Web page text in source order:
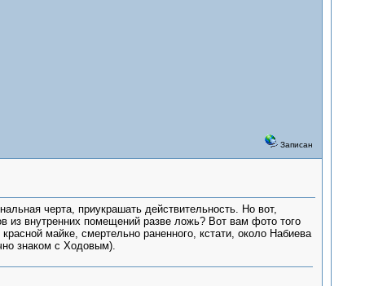
Записан
черта, приукрашать действительность. Но вот,
из внутренних помещений разве ложь? Вот вам фото того
майке, смертельно раненного, кстати, около Набиева
знаком с Ходовым).